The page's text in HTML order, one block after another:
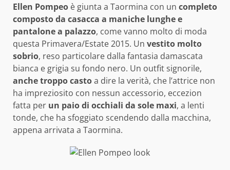
Ellen Pompeo è giunta a Taormina con un completo
composto da casacca a maniche lunghe e
pantalone a palazzo, come vanno molto di moda
questa Primavera/Estate 2015. Un vestito molto
sobrio, reso particolare dalla fantasia damascata
bianca e grigia su fondo nero. Un outfit signorile,
anche troppo castoa dire la verità, che l’attrice non
ha impreziosito con nessun accessorio, eccezion
fatta per un paio di occhiali da sole maxi, a lenti
tonde, che ha sfoggiato scendendo dalla macchina,
appena arrivata a Taormina.